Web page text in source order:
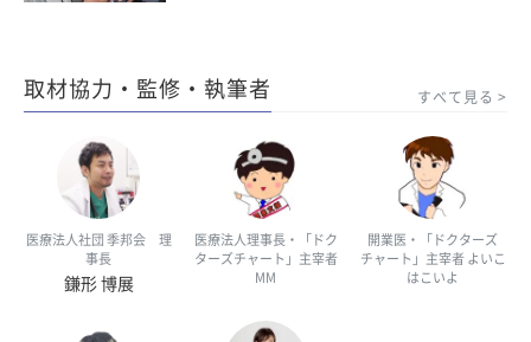
取材協力・監修・執筆者 すべて見る
医療法人社団 季邦会 理
事長
鎌形 博展
医療法人理事長・「ドク
ターズチャート」主宰者
MM
開業医・「ドクターズ
チャート」主宰者 よいこ
はこいよ